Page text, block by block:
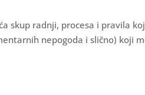
skup radnji, procesa i pravila
nepogoda i slično) koji